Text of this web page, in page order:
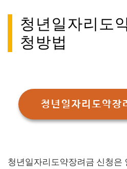
청년일자리도
청방법
청년일자리도약장
청년일자리도약장려금 신청은